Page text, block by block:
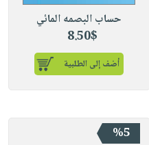
حساب البصمه المائي
8.50$
أضف إلى الطلبية
%5